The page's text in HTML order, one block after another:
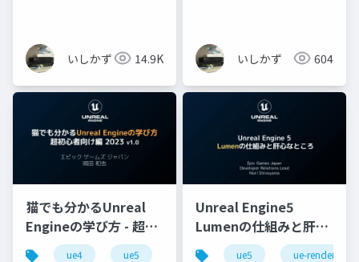
いしかず 14.9K いしかず 604
猫でも分かるUnreal
Engineの学び方 - 超初
心者向け編 - 2023 v1.0
ue4 ue5 ue-beginner
Unreal Engine5
Lumenの仕組みと肝心
なところ
ue5 ue-rendering